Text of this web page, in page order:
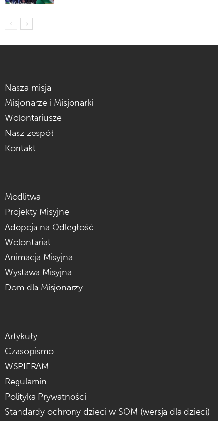
Nasza misja
Misjonarze i Misjonarki
Wolontariusze
Nasz zespół
Kontakt
Modlitwa
Projekty Misyjne
Adopcja na Odległość
Wolontariat
Animacja Misyjna
Wystawa Misyjna
Dom dla Misjonarzy
Artykuły
Czasopismo
WSPIERAM
Regulamin
Polityka Prywatności
Standardy ochrony dzieci w SOM (wersja dla dzieci)